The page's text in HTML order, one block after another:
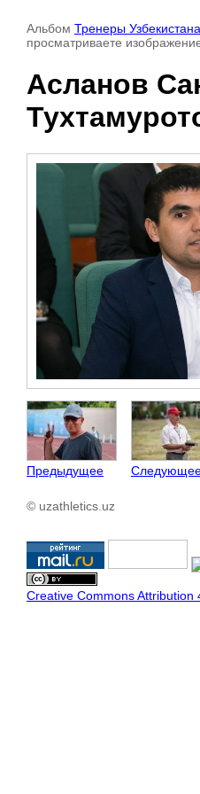
Альбом Тренеры Узбекистана
просматриваете
Асланов
Предыдущее
© uzathletics.uz
Creative Commons Attribution